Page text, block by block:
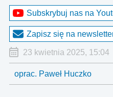
Subskrybuj nas na
Zapisz się na
23 kwietnia 2025, 15:04
oprac. Paweł Huczko